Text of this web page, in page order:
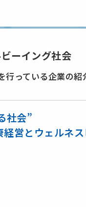
ーイング社会
行っている企業の紹
社会”
営とウェルネ